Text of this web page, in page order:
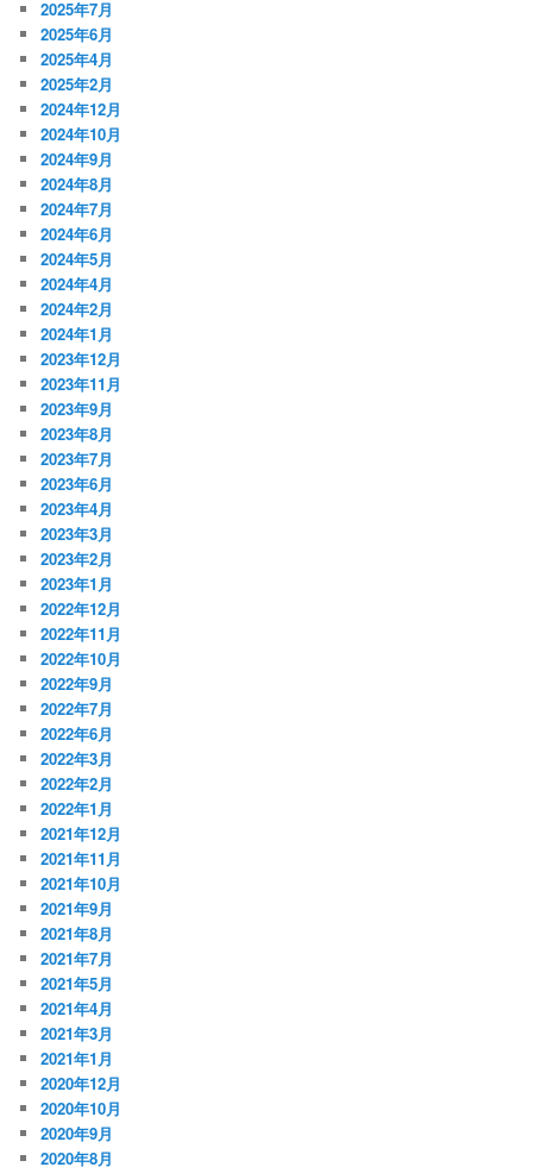
2025年7月
2025年6月
2025年4月
2025年2月
2024年12月
2024年10月
2024年9月
2024年8月
2024年7月
2024年6月
2024年5月
2024年4月
2024年2月
2024年1月
2023年12月
2023年11月
2023年9月
2023年8月
2023年7月
2023年6月
2023年4月
2023年3月
2023年2月
2023年1月
2022年12月
2022年11月
2022年10月
2022年9月
2022年7月
2022年6月
2022年3月
2022年2月
2022年1月
2021年12月
2021年11月
2021年10月
2021年9月
2021年8月
2021年7月
2021年5月
2021年4月
2021年3月
2021年1月
2020年12月
2020年10月
2020年9月
2020年8月